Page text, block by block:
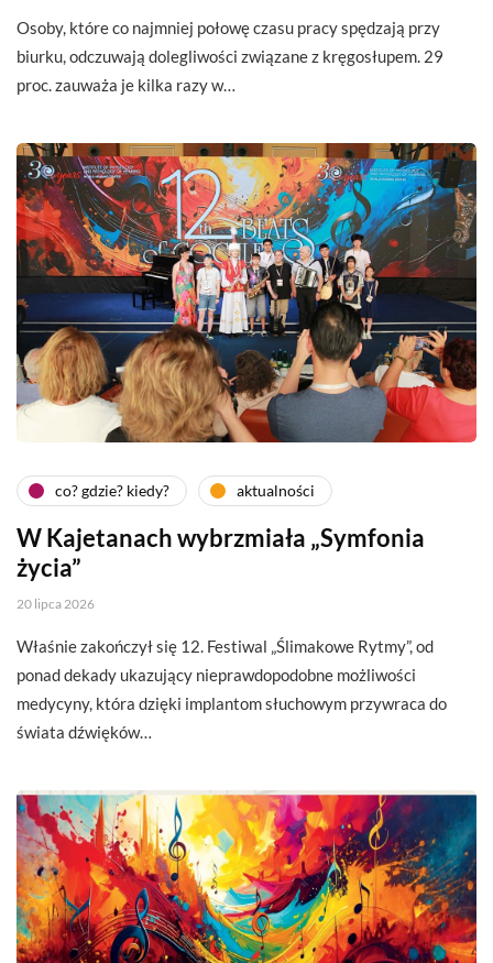
Osoby, które co najmniej połowę czasu pracy spędzają przy
biurku, odczuwają dolegliwości związane z kręgosłupem. 29
proc. zauważa je kilka razy w…
co? gdzie? kiedy? aktualności
W Kajetanach wybrzmiała „Symfonia
życia”
20 lipca 2026
Właśnie zakończył się 12. Festiwal „Ślimakowe Rytmy”, od
ponad dekady ukazujący nieprawdopodobne możliwości
medycyny, która dzięki implantom słuchowym przywraca do
świata dźwięków…